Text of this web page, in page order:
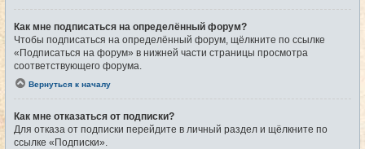
Как мне подписаться на определённый форум?
Чтобы подписаться на определённый форум, щёлкните по ссылке
«Подписаться на форум» в нижней части страницы просмотра
соответствующего форума.
Вернуться к началу
Как мне отказаться от подписки?
Для отказа от подписки перейдите в личный раздел и щёлкните по
ссылке «Подписки».